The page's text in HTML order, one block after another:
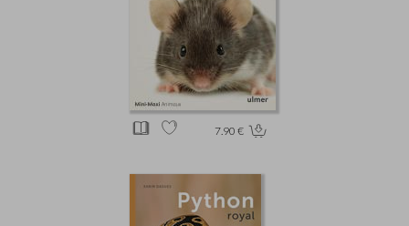
7.90 €